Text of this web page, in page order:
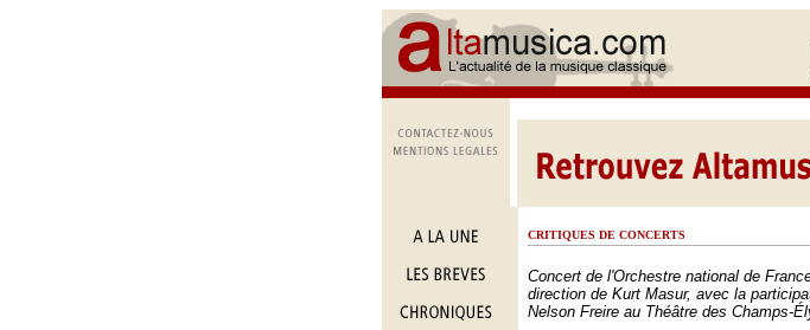
CRITIQUES DE CONCERTS
Concert de l'Orchestre national de
direction de Kurt Masur, avec la
Nelson Freire au Théâtre des Champs-